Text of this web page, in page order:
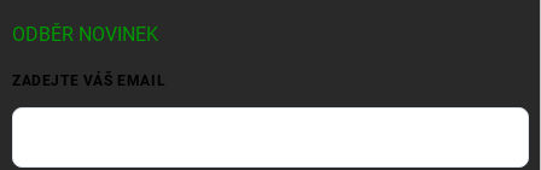
ODBĚR NOVINEK
ZADEJTE VÁŠ EMAIL